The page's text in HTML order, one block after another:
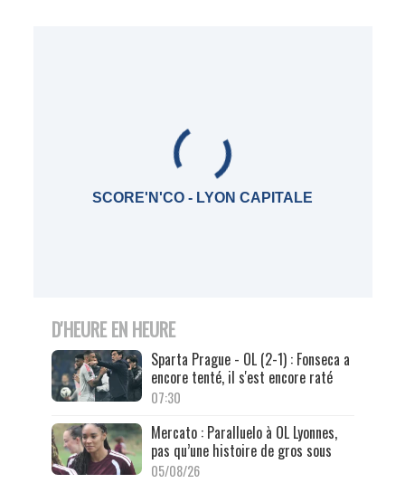
SCORE'N'CO - LYON CAPITALE
D'HEURE EN HEURE
Sparta Prague - OL (2-1) : Fonseca a
encore tenté, il s'est encore raté
07:30
Mercato : Paralluelo à OL Lyonnes,
pas qu’une histoire de gros sous
05/08/26